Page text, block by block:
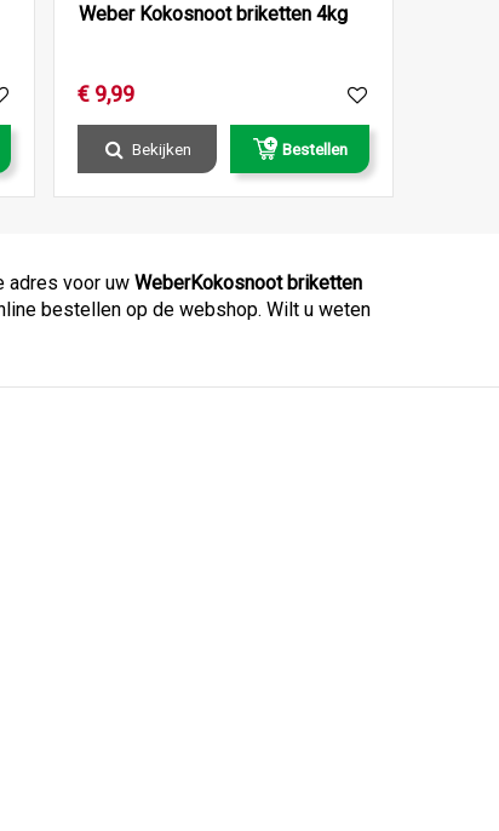
Weber Kokosnoot briketten 4kg
€ 9,99
Bekijken Bestellen
adres voor uw WeberKokosnoot briketten
bestellen op de webshop. Wilt u weten